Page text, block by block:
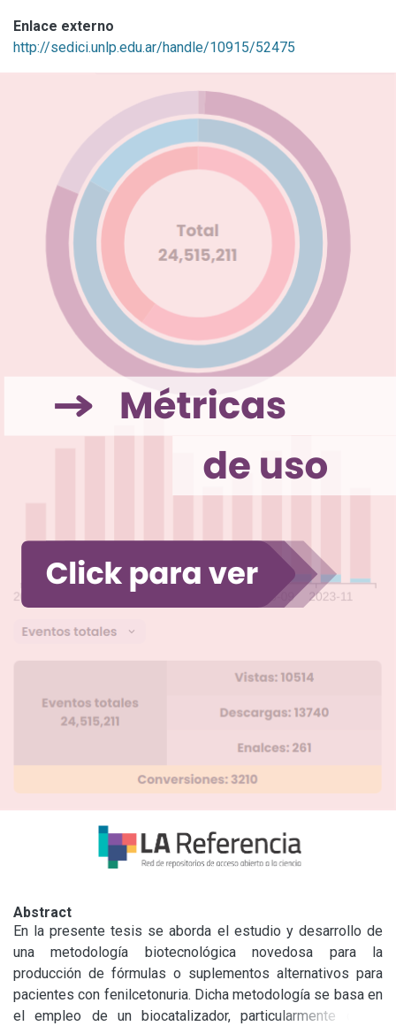
Enlace externo
http://sedici.unlp.edu.ar/handle/10915/52475
Abstract
En la presente tesis se aborda el estudio y desarrollo de
una metodología biotecnológica novedosa para la
producción de fórmulas o suplementos alternativos para
pacientes con fenilcetonuria. Dicha metodología se basa en
el empleo de un biocatalizador, particularmente de la